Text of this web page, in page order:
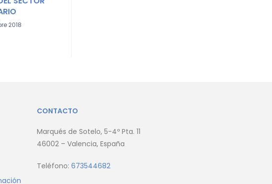
2018
CONTACTO
Marqués de Sotelo, 5-4º Pta. 11
46002 – Valencia, España
Teléfono: 673544682